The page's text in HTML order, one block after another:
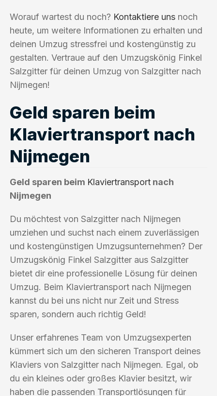
Worauf wartest du noch? Kontaktiere uns noch
heute, um weitere Informationen zu erhalten und
deinen Umzug stressfrei und kostengünstig zu
gestalten. Vertraue auf den Umzugskönig Finkel
Salzgitter für deinen Umzug von Salzgitter nach
Nijmegen!
Geld sparen beim
Klaviertransport nach
Nijmegen
Geld sparen beim Klaviertransport nach
Nijmegen
Du möchtest von Salzgitter nach Nijmegen
umziehen und suchst nach einem zuverlässigen
und kostengünstigen Umzugsunternehmen? Der
Umzugskönig Finkel Salzgitter aus Salzgitter
bietet dir eine professionelle Lösung für deinen
Umzug. Beim Klaviertransport nach Nijmegen
kannst du bei uns nicht nur Zeit und Stress
sparen, sondern auch richtig Geld!
Unser erfahrenes Team von Umzugsexperten
kümmert sich um den sicheren Transport deines
Klaviers von Salzgitter nach Nijmegen. Egal, ob
du ein kleines oder großes Klavier besitzt, wir
haben die passenden Transportlösungen für